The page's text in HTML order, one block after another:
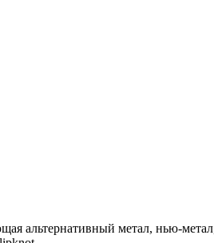
альтернативный метал, нью-